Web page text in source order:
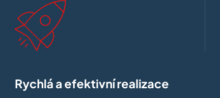
Rychlá a efektivní realizace